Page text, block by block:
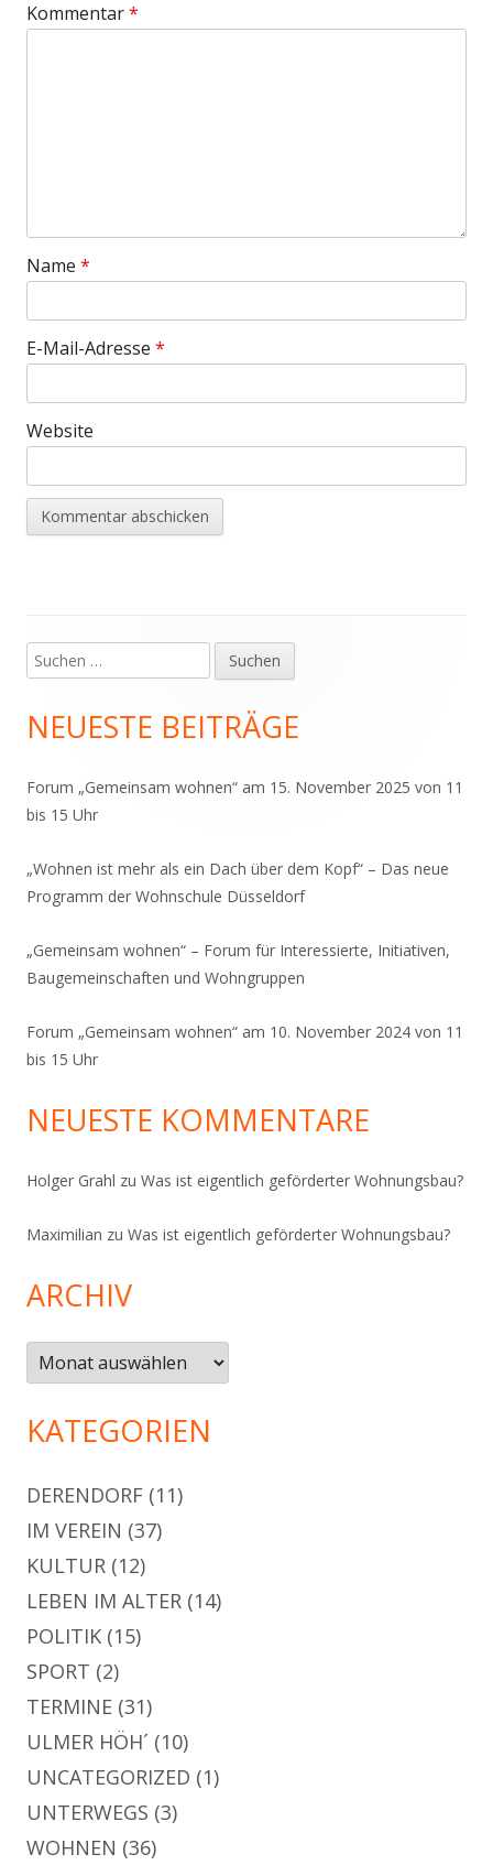
Kommentar*
Name *
E-Mail-Adresse *
Website
Haupt-
Seitenleiste
Suchen
nach:
NEUESTE BEITRÄGE
Forum „Gemeinsam wohnen“ am 15. November 2025 von 11
bis 15 Uhr
„Wohnen ist mehr als ein Dach über dem Kopf“ – Das neue
Programm der Wohnschule Düsseldorf
„Gemeinsam wohnen“ – Forum für Interessierte, Initiativen,
Baugemeinschaften und Wohngruppen
Forum „Gemeinsam wohnen“ am 10. November 2024 von 11
bis 15 Uhr
NEUESTE KOMMENTARE
Holger Grahl zu Was ist eigentlich geförderter Wohnungsbau?
Maximilian zu Was ist eigentlich geförderter Wohnungsbau?
ARCHIV
Archiv
KATEGORIEN
DERENDORF (11)
IM VEREIN (37)
KULTUR (12)
LEBEN IM ALTER (14)
POLITIK (15)
SPORT (2)
TERMINE (31)
ULMER HÖH´ (10)
UNCATEGORIZED (1)
UNTERWEGS (3)
WOHNEN (36)